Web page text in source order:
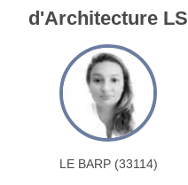
d'Architecture LS
LE BARP (33114)